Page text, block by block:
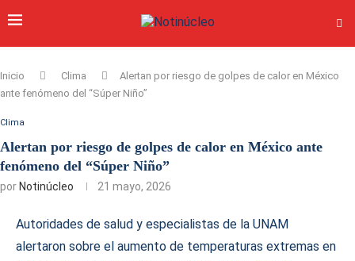
Inicio Clima
Alertan por riesgo de golpes de calor en México
ante fenómeno del “Súper Niño”
Clima
Alertan por riesgo de golpes de calor en México ante
fenómeno del “Súper Niño”
por Notinúcleo 21 mayo, 2026
Autoridades de salud y especialistas de la UNAM
alertaron sobre el aumento de temperaturas extremas en